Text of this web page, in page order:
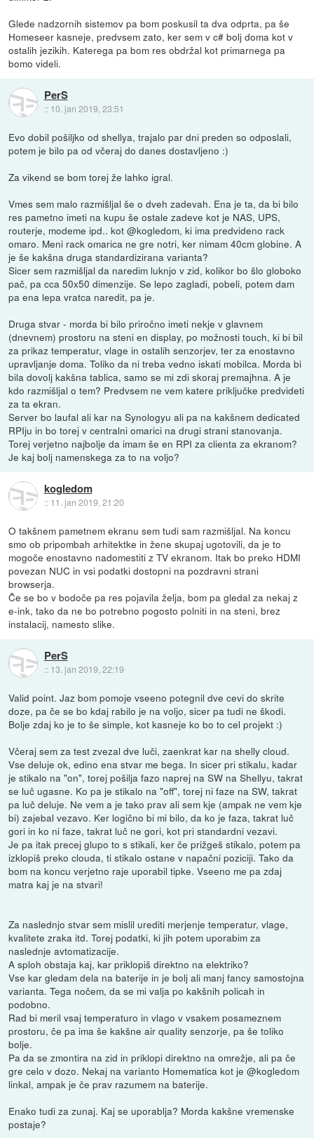
Glede nadzornih sistemov pa bom poskusil ta dva odprta, pa še
Homeseer kasneje, predvsem zato, ker sem v c# bolj doma kot v
ostalih jezikih. Katerega pa bom res obdržal kot primarnega pa
bomo videli.
PerS
:: 10. jan 2019, 23:51
Evo dobil pošiljko od shellya, trajalo par dni preden so odposlali,
potem je bilo pa od včeraj do danes dostavljeno :)
Za vikend se bom torej že lahko igral.
Vmes sem malo razmišljal še o dveh zadevah. Ena je ta, da bi bilo
res pametno imeti na kupu še ostale zadeve kot je NAS, UPS,
routerje, modeme ipd.. kot @kogledom, ki ima predvideno rack
omaro. Meni rack omarica ne gre notri, ker nimam 40cm globine. A
je še kakšna druga standardizirana varianta?
Sicer sem razmišljal da naredim luknjo v zid, kolikor bo šlo globoko
pač, pa cca 50x50 dimenzije. Se lepo zagladi, pobeli, potem dam
pa ena lepa vratca naredit, pa je.
Druga stvar - morda bi bilo priročno imeti nekje v glavnem
(dnevnem) prostoru na steni en display, po možnosti touch, ki bi bil
za prikaz temperatur, vlage in ostalih senzorjev, ter za enostavno
upravljanje doma. Toliko da ni treba vedno iskati mobilca. Morda bi
bila dovolj kakšna tablica, samo se mi zdi skoraj premajhna. A je
kdo razmišljal o tem? Predvsem ne vem katere priključke predvideti
za ta ekran.
Server bo laufal ali kar na Synologyu ali pa na kakšnem dedicated
RPIju in bo torej v centralni omarici na drugi strani stanovanja.
Torej verjetno najbolje da imam še en RPI za clienta za ekranom?
Je kaj bolj namenskega za to na voljo?
kogledom
:: 11. jan 2019, 21:20
O takšnem pametnem ekranu sem tudi sam razmišljal. Na koncu
smo ob pripombah arhitektke in žene skupaj ugotovili, da je to
mogoče enostavno nadomestiti z TV ekranom. Itak bo preko HDMI
povezan NUC in vsi podatki dostopni na pozdravni strani
browserja.
Če se bo v bodoče pa res pojavila želja, bom pa gledal za nekaj z
e-ink, tako da ne bo potrebno pogosto polniti in na steni, brez
instalacij, namesto slike.
PerS
:: 13. jan 2019, 22:19
Valid point. Jaz bom pomoje vseeno potegnil dve cevi do skrite
doze, pa če se bo kdaj rabilo je na voljo, sicer pa tudi ne škodi.
Bolje zdaj ko je to še simple, kot kasneje ko bo to cel projekt :)
Včeraj sem za test zvezal dve luči, zaenkrat kar na shelly cloud.
Vse deluje ok, edino ena stvar me bega. In sicer pri stikalu, kadar
je stikalo na "on", torej pošilja fazo naprej na SW na Shellyu, takrat
se luč ugasne. Ko pa je stikalo na "off", torej ni faze na SW, takrat
pa luč deluje. Ne vem a je tako prav ali sem kje (ampak ne vem kje
bi) zajebal vezavo. Ker logično bi mi bilo, da ko je faza, takrat luč
gori in ko ni faze, takrat luč ne gori, kot pri standardni vezavi.
Je pa itak precej glupo to s stikali, ker če prižgeš stikalo, potem pa
izklopiš preko clouda, ti stikalo ostane v napačni poziciji. Tako da
bom na koncu verjetno raje uporabil tipke. Vseeno me pa zdaj
matra kaj je na stvari!
Za naslednjo stvar sem mislil urediti merjenje temperatur, vlage,
kvalitete zraka itd. Torej podatki, ki jih potem uporabim za
naslednje avtomatizacije.
A sploh obstaja kaj, kar priklopiš direktno na elektriko?
Vse kar gledam dela na baterije in je bolj ali manj fancy samostojna
varianta. Tega nočem, da se mi valja po kakšnih policah in
podobno.
Rad bi meril vsaj temperaturo in vlago v vsakem posameznem
prostoru, če pa ima še kakšne air quality senzorje, pa še toliko
bolje.
Pa da se zmontira na zid in priklopi direktno na omrežje, ali pa če
gre celo v dozo. Nekaj na varianto Homematica kot je @kogledom
linkal, ampak je če prav razumem na baterije.
Enako tudi za zunaj. Kaj se uporablja? Morda kakšne vremenske
postaje?